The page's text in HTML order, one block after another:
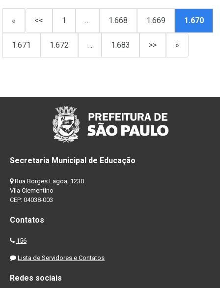
« << 1 … 1.668 1.669 1.670
1.671 1.672 … 1.683 >> »
Secretaria Municipal de Educação
Rua Borges Lagoa, 1230
Vila Clementino
CEP: 04038-003
Contatos
156
Lista de Servidores e Contatos
Redes sociais